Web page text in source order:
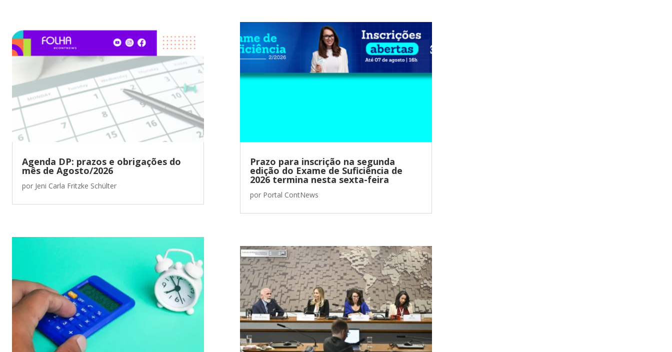
Agenda DP: prazos e obrigações do
mês de Agosto/2026
por Jeni Carla Fritzke Schülter
Prazo para inscrição na segunda
edição do Exame de Suficiência de
2026 termina nesta sexta-feira
por Portal ContNews